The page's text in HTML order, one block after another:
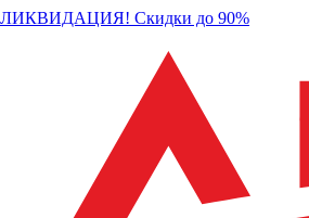
ЛИКВИДАЦИЯ! Скидки до 90%